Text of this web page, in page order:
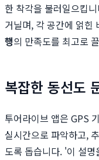
한 착각을 불러일으킵
거닐며, 각 공간에 얽힌
행의 만족도를 최고로
복잡한 동선도
투어라이브 앱은 GPS
실시간으로 파악하고,
도록 돕습니다. '이 설